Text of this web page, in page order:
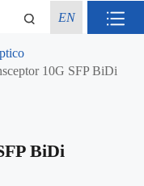
EN
10G SFP BiDi
BiDi